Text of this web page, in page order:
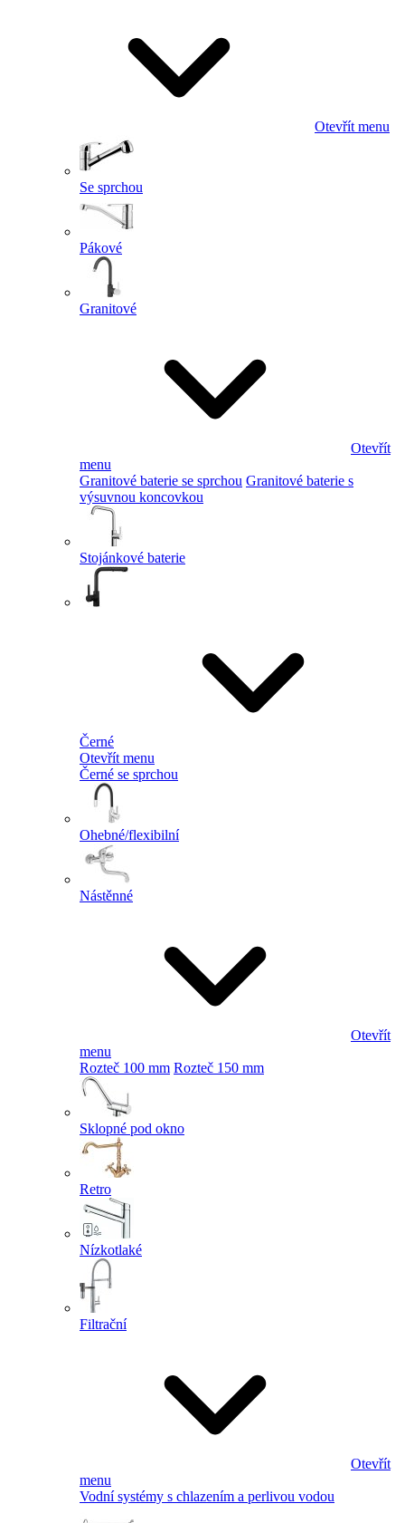
Otevřít menu
Se sprchou
Pákové
Granitové
Otevřít
menu
Granitové baterie se sprchou Granitové baterie s
výsuvnou koncovkou
Stojánkové baterie
Černé
Otevřít menu
Černé se sprchou
Ohebné/flexibilní
Nástěnné
Otevřít
menu
Rozteč 100 mm Rozteč 150 mm
Sklopné pod okno
Retro
Nízkotlaké
Filtrační
Otevřít
menu
Vodní systémy s chlazením a perlivou vodou